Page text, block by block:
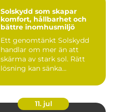
Solskydd som skapar
komfort, hållbarhet och
bättre inomhusmiljö
Ett genomtänkt Solskydd
handlar om mer än att
skärma av stark sol. Rätt
lösning kan sänka
11. jul